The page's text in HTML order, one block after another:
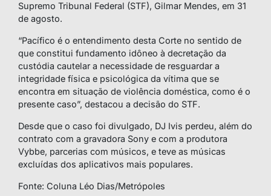
Supremo Tribunal Federal (STF), Gilmar Mendes, em 31
de agosto.
“Pacífico é o entendimento desta Corte no sentido de
que constitui fundamento idôneo à decretação da
custódia cautelar a necessidade de resguardar a
integridade física e psicológica da vítima que se
encontra em situação de violência doméstica, como é o
presente caso”, destacou a decisão do STF.
Desde que o caso foi divulgado, DJ Ivis perdeu, além do
contrato com a gravadora Sony e com a produtora
Vybbe, parcerias com músicos, e teve as músicas
excluídas dos aplicativos mais populares.
Fonte: Coluna Léo Dias/Metrópoles